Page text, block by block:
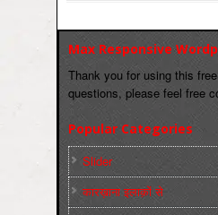
Max Responsive
Thank you for using this
questions, please feel free
Popular Categories
Slider
कारख़ाना इलाक़ों से